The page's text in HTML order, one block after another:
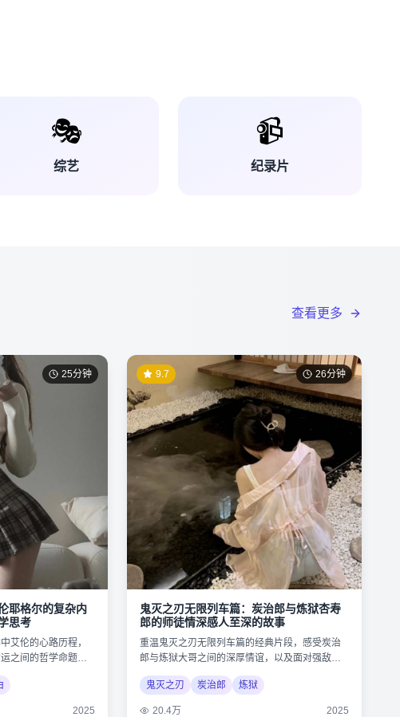
🎭
综艺
📹
纪录片
查看更多
25分钟
耶格尔的复杂内
思考
艾伦的心路历程，
之间的哲学命题，
2025
26分钟
9.7
鬼灭之刃无限列车篇：炭治郎与炼狱杏寿
郎的师徒情深感人至深的故事
重温鬼灭之刃无限列车篇的经典片段，感受炭治
郎与炼狱大哥之间的深厚情谊，以及面对强敌时
的不屈精神。
鬼灭之刃
炭治郎 炼狱
20.4万 2025